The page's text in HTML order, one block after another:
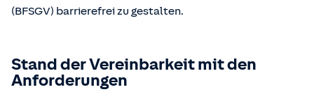
(BFSGV) barrierefrei zu gestalten.
Stand der Vereinbarkeit mit den
Anforderungen